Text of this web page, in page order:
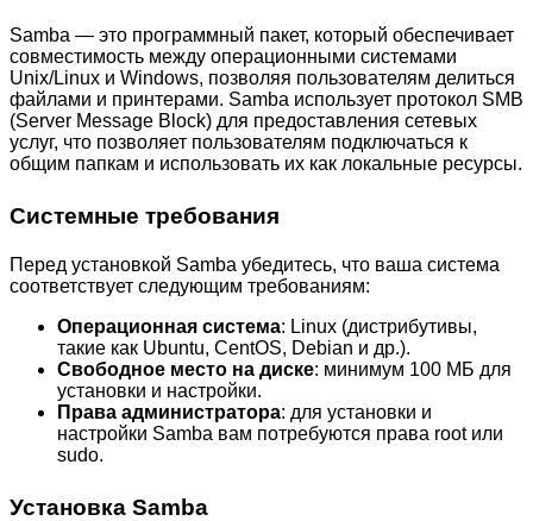
Samba — это программный пакет, который обеспечивает
совместимость между операционными системами
Unix/Linux и Windows, позволяя пользователям делиться
файлами и принтерами. Samba использует протокол SMB
(Server Message Block) для предоставления сетевых
услуг, что позволяет пользователям подключаться к
общим папкам и использовать их как локальные ресурсы.
Системные требования
Перед установкой Samba убедитесь, что ваша система
соответствует следующим требованиям:
Операционная система: Linux (дистрибутивы,
такие как Ubuntu, CentOS, Debian и др.).
Свободное место на диске: минимум 100 МБ для
установки и настройки.
Права администратора: для установки и
настройки Samba вам потребуются права root или
sudo.
Установка Samba